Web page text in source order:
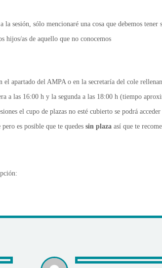
la sesión, sólo mencionaré una cosa que debemos tener
hijos/as de aquello que no conocemos
el apartado del AMPA o en la secretaría del cole
a las 16:00 h y la segunda a las 18:00 h (tiempo
el cupo de plazas no esté cubierto se podrá
es posible que te quedes sin plaza así que te